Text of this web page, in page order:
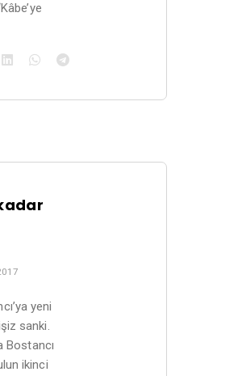
yeni
sanki.
Bostancı
ikinci